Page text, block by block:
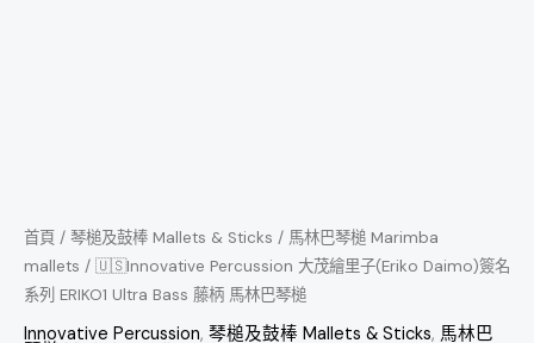
首頁 / 琴槌及鼓棒 Mallets & Sticks / 馬林巴琴槌 Marimba
mallets / 🇺🇸Innovative Percussion 大茂繪里子(Eriko Daimo)簽名
系列 ERIKO1 Ultra Bass 藤柄 馬林巴琴槌
Innovative Percussion, 琴槌及鼓棒 Mallets & Sticks, 馬林巴
名
系
列
ERIKO1